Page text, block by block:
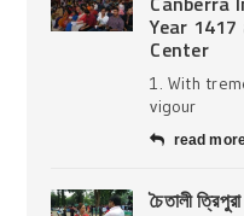
Year
Center
1. With
vigour
read
চৈতালী